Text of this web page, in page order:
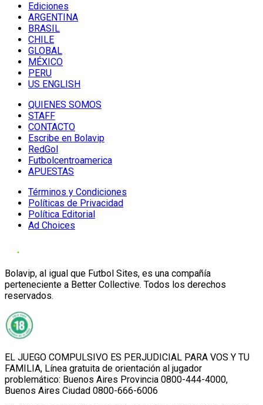
Ediciones
ARGENTINA
BRASIL
CHILE
GLOBAL
MÉXICO
PERU
US ENGLISH
QUIENES SOMOS
STAFF
CONTACTO
Escribe en Bolavip
RedGol
Futbolcentroamerica
APUESTAS
Términos y Condiciones
Políticas de Privacidad
Política Editorial
Ad Choices
Bolavip, al igual que Futbol Sites, es una compañía
perteneciente a Better Collective. Todos los derechos
reservados.
EL JUEGO COMPULSIVO ES PERJUDICIAL PARA VOS Y TU
FAMILIA, Línea gratuita de orientación al jugador
problemático: Buenos Aires Provincia 0800-444-4000,
Buenos Aires Ciudad 0800-666-6006